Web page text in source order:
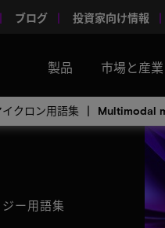
ブログ 投資家向け情報
製品 市場と産業
イクロン用語集 Multimodal
ー用語集